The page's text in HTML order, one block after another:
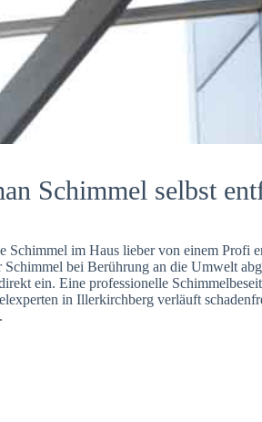
Schimmel selbst
Schimmel im Haus lieber von einem Profi
Schimmel bei Berührung an die Umwelt
ein. Eine professionelle
in Illerkirchberg verläuft